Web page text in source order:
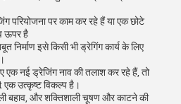
परियोजना पर काम कर रहे हैं या एक छोटे
ऊपर है
इसे किसी भी ड्रेगिंग कार्य के लिए
एक नई ड्रेजिंग नाव की तलाश कर रहे हैं, तो
उत्कृष्ट विकल्प है।
बहाव, और शक्तिशाली चूषण और काटने की